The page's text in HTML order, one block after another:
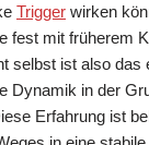
Trigger wirken
fest mit früherem
selbst ist also das
Dynamik in der
Erfahrung ist